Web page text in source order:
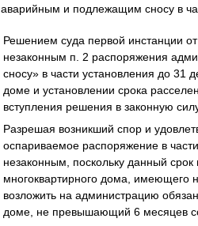
аварийным и подлежащим сносу в
Решением суда первой инстанции
незаконным п. 2 распоряжения
сносу» в части установления до 31
доме и установлении срока
вступления решения в законную
Разрешая возникший спор и
оспариваемое распоряжение в
незаконным, поскольку данный срок
многоквартирного дома, имеющего
возложить на администрацию
доме, не превышающий 6 месяцев